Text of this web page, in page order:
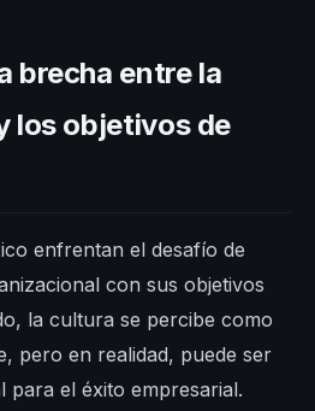
brecha entre la
los objetivos de
enfrentan el desafío de
con sus objetivos
la cultura se percibe como
pero en realidad, puede ser
para el éxito empresarial.